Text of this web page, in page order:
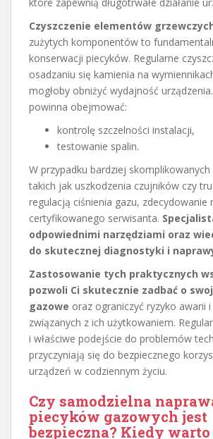
Czyszczenie elementów
zużytych komponentów to
konserwacji piecyków. Regularne
osadzaniu się kamienia na
mogłoby obniżyć wydajność
powinna obejmować:
kontrolę szczelności instalacji,
testowanie spalin.
W przypadku bardziej
takich jak uszkodzenia czujników czy
regulacją ciśnienia gazu, zdecydowanie
certyfikowanego serwisanta.
odpowiednimi narzędziami oraz
do skutecznej diagnostyki i
Zastosowanie tych praktycznych
pozwoli Ci skutecznie zadbać o
gazowe oraz ograniczyć ryzyko awarii
związanych z ich użytkowaniem.
i właściwe podejście do problemów
przyczyniają się do bezpiecznego
urządzeń w codziennym życiu.
Czy samodzielna
piecyków gazowych jest
bezpieczna? Kiedy